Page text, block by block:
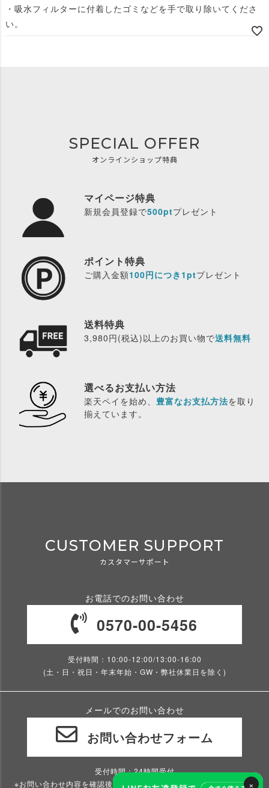
×
・吸水フィルターに付着したゴミなどを手で取り除いてくださ
い。
SPECIAL OFFER
オンラインショップ特典
マイページ特典
新規会員登録で500ptプレゼント
ポイント特典
ご購入金額100円につき1ptプレゼント
送料特典
3,980円(税込)以上のお買い物で送料無料
選べるお支払い方法
楽天ペイを始め、 豊富なお支払方法を取り
揃えています。
CUSTOMER SUPPORT
カスタマーサポート
お電話でのお問い合わせ
0570-00-5456
受付時間：10:00-12:00/13:00-16:00
(土・日・祝日・年末年始・GW・弊社休業日を除く)
メールでのお問い合わせ
お問い合わせフォーム
受付時間：24時間受付
※お問い合わせ内容を確認後、2～3営業日以内にご返信いたします。